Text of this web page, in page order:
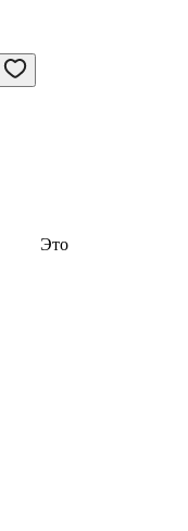
Это